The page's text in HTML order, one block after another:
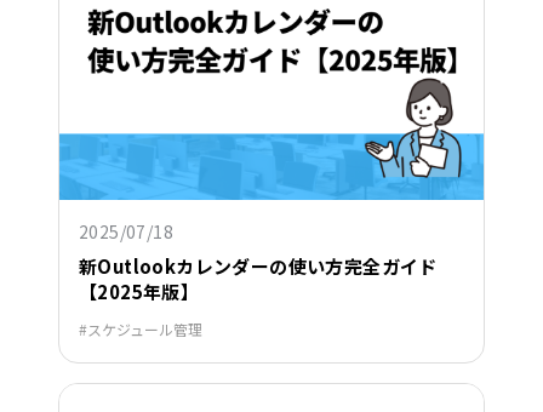
2025/07/18
新Outlookカレンダーの使い方完全ガイド
【2025年版】
スケジュール管理